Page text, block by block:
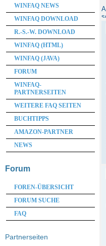
WINFAQ NEWS
WINFAQ DOWNLOAD
R.-S.-W. DOWNLOAD
WINFAQ (HTML)
WINFAQ (JAVA)
FORUM
WINFAQ-
PARTNERSEITEN
WEITERE FAQ SEITEN
BUCHTIPPS
AMAZON-PARTNER
NEWS
Forum
FOREN-ÜBERSICHT
FORUM SUCHE
FAQ
Partnerseiten